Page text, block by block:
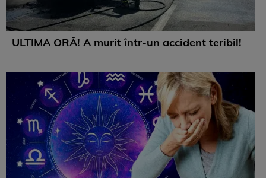
ULTIMA ORĂ! A murit într-un accident teribil!